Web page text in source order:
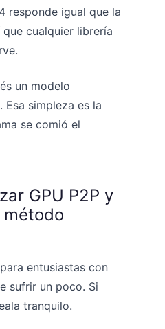
responde igual que la
que cualquier librería
un modelo
simpleza es la
se comió el
GPU P2P y
método
entusiastas con
sufrir un poco. Si
tranquilo.